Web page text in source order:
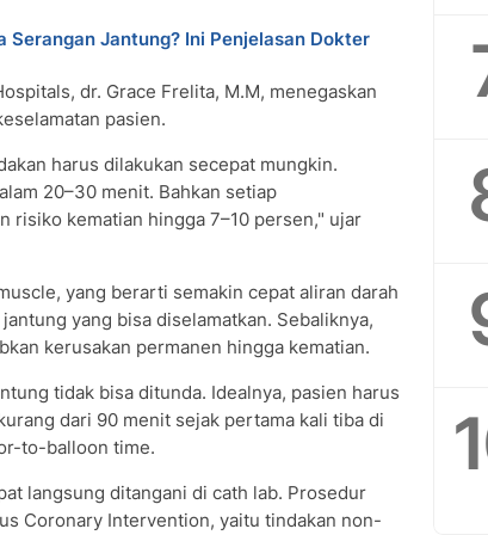
Serangan Jantung? Ini Penjelasan Dokter
dr. Grace Frelita, M.M, menegaskan
pasien.
harus dilakukan secepat mungkin.
20–30 menit. Bahkan setiap
risiko kematian hingga 7–10 persen," ujar
yang berarti semakin cepat aliran darah
yang bisa diselamatkan. Sebaliknya,
kerusakan permanen hingga kematian.
tidak bisa ditunda. Idealnya, pasien harus
dari 90 menit sejak pertama kali tiba di
to-balloon time.
langsung ditangani di cath lab. Prosedur
Coronary Intervention, yaitu tindakan non-